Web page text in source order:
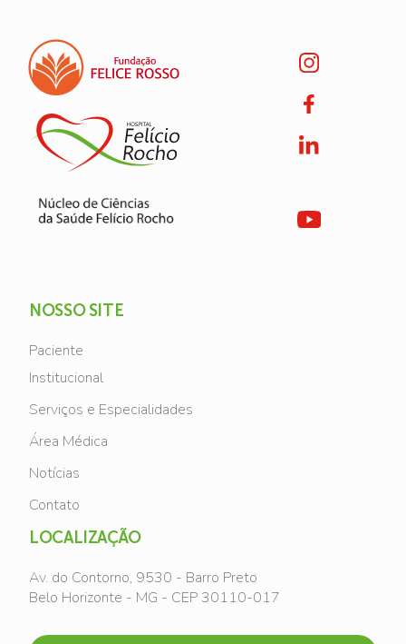
NOSSO SITE
Paciente
Institucional
Serviços e Especialidades
Área Médica
Notícias
Contato
LOCALIZAÇÃO
Av. do Contorno, 9530 - Barro Preto
Belo Horizonte - MG - CEP 30110-017